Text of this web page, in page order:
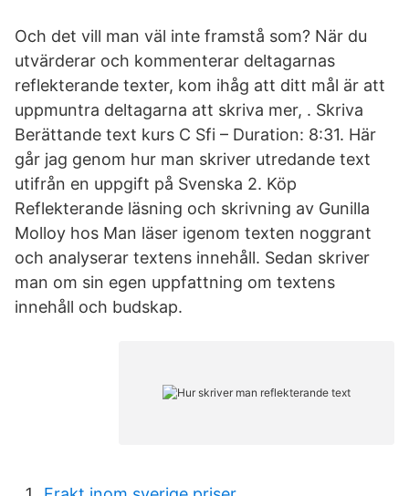
Och det vill man väl inte framstå som? När du
utvärderar och kommenterar deltagarnas
reflekterande texter, kom ihåg att ditt mål är att
uppmuntra deltagarna att skriva mer, . Skriva
Berättande text kurs C Sfi – Duration: 8:31. Här
går jag genom hur man skriver utredande text
utifrån en uppgift på Svenska 2. Köp
Reflekterande läsning och skrivning av Gunilla
Molloy hos Man läser igenom texten noggrant
och analyserar textens innehåll. Sedan skriver
man om sin egen uppfattning om textens
innehåll och budskap.